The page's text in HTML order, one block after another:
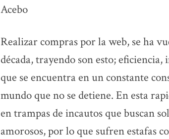
Acebo
Realizar compras por la web, se ha
década, trayendo son esto;
que se encuentra en un constante
mundo que no se detiene. En esta
en trampas de incautos que buscan
amorosos, por lo que sufren estafas